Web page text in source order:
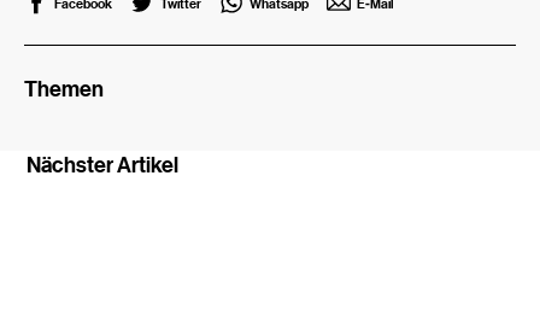
Themen
Nächster Artikel